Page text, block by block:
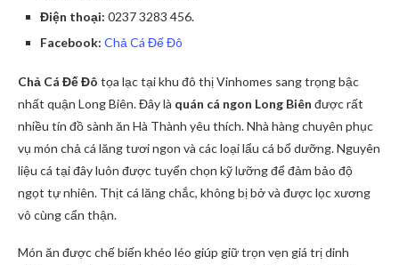
Điện thoại: 0237 3283 456.
Facebook: Chả Cá Đế Đô
Chả Cá Đế Đô tọa lạc tại khu đô thị Vinhomes sang trọng bậc
nhất quận Long Biên. Đây là quán cá ngon Long Biên được rất
nhiều tín đồ sành ăn Hà Thành yêu thích. Nhà hàng chuyên phục
vụ món chả cá lăng tươi ngon và các loại lẩu cá bổ dưỡng. Nguyên
liệu cá tại đây luôn được tuyển chọn kỹ lưỡng để đảm bảo độ
ngọt tự nhiên. Thịt cá lăng chắc, không bị bở và được lọc xương
vô cùng cẩn thận.
Món ăn được chế biến khéo léo giúp giữ trọn vẹn giá trị dinh